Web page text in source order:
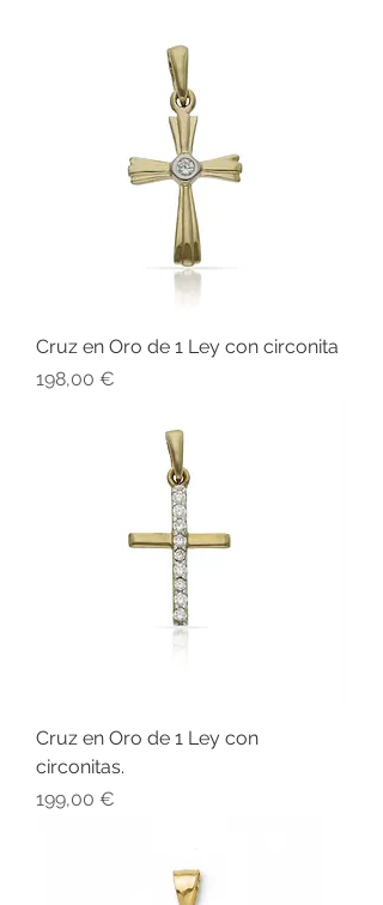
Cruz en Oro de 1 Ley con circonita
Precio
198,00 €
Cruz en Oro de 1 Ley con
circonitas.
Precio
199,00 €